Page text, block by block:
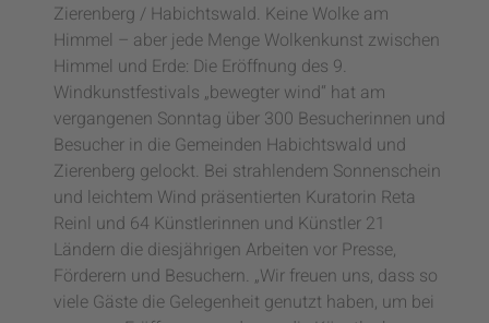
Zierenberg / Habichtswald. Keine Wolke am
Himmel – aber jede Menge Wolkenkunst zwischen
Himmel und Erde: Die Eröffnung des 9.
Windkunstfestivals „bewegter wind“ hat am
vergangenen Sonntag über 300 Besucherinnen und
Besucher in die Gemeinden Habichtswald und
Zierenberg gelockt. Bei strahlendem Sonnenschein
und leichtem Wind präsentierten Kuratorin Reta
Reinl und 64 Künstlerinnen und Künstler 21
Ländern die diesjährigen Arbeiten vor Presse,
Förderern und Besuchern. „Wir freuen uns, dass so
viele Gäste die Gelegenheit genutzt haben, um bei